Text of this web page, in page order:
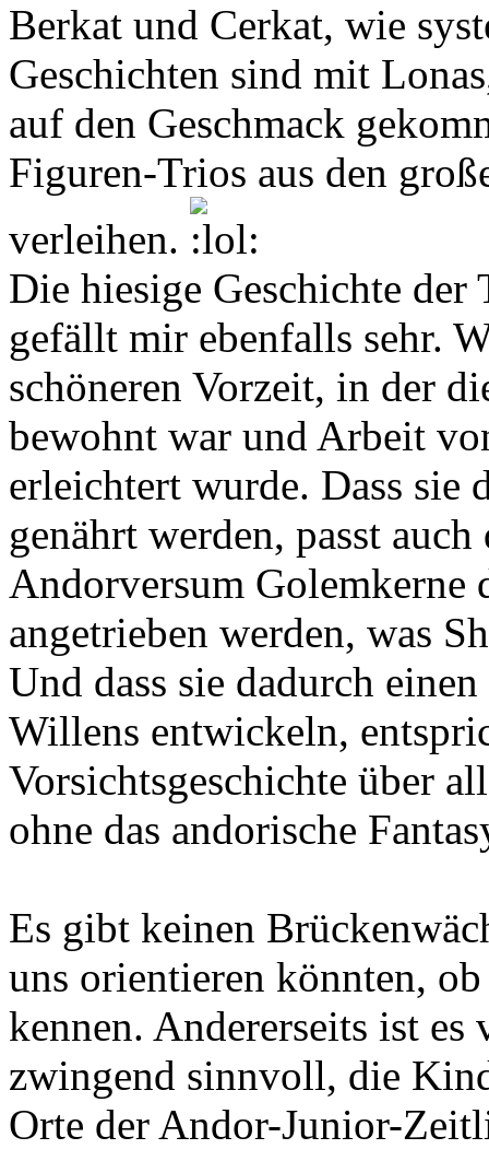
Berkat und Cerkat, wie
Geschichten sind mit
auf den Geschmack
Figuren-Trios aus den
verleihen.
Die hiesige Geschichte
gefällt mir ebenfalls sehr.
schöneren Vorzeit, in der
bewohnt war und Arbeit
erleichtert wurde. Dass sie
genährt werden, passt
Andorversum Golemkerne
angetrieben werden, was
Und dass sie dadurch
Willens entwickeln,
Vorsichtsgeschichte über
ohne das andorische
Es gibt keinen
uns orientieren könnten,
kennen. Andererseits ist es
zwingend sinnvoll, die
Orte der Andor-Junior-